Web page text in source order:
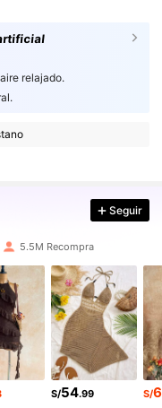
relajado.
Seguir
5.5M Recompra
S/54.99 S/